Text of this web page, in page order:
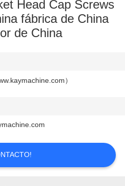
Head Cap Screws
fábrica de China
de China
）